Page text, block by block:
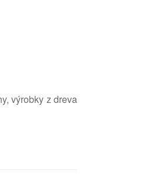
výrobky z dreva